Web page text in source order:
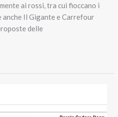
ai rossi, tra cui fioccano i
anche Il Gigante e Carrefour
delle